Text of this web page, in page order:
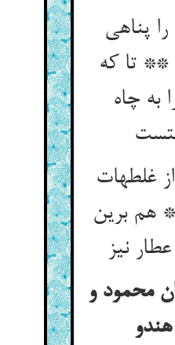
پناهی
تا که
به چاه
غلطهات
هم برین
محمود و